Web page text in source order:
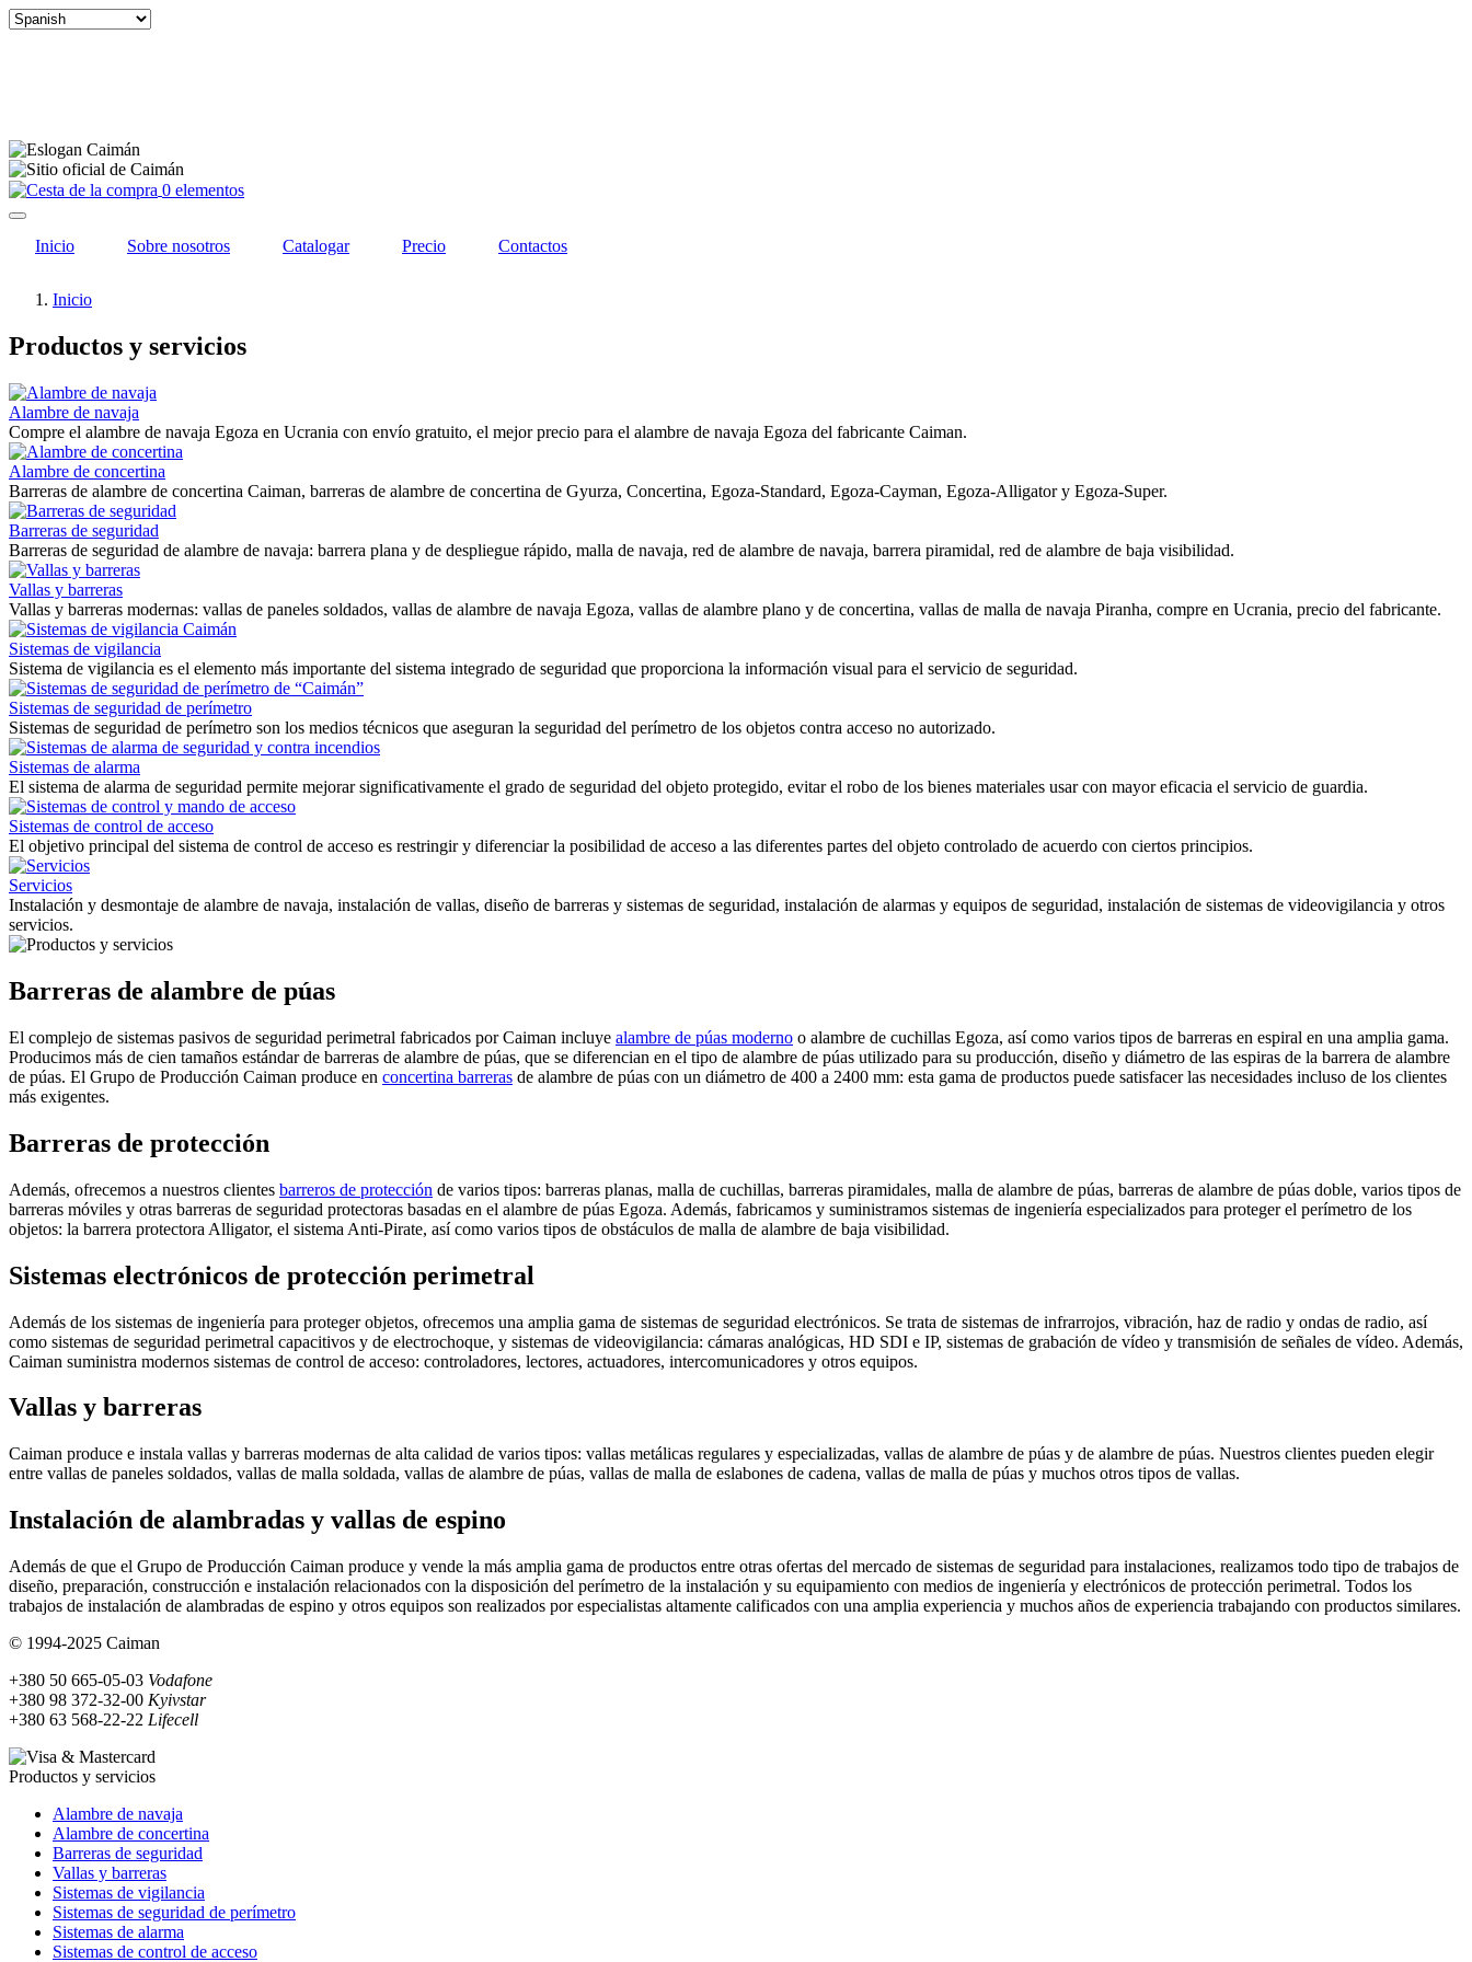
Select
0 elementos
Inicio Sobre nosotros Catalogar Precio Contactos
Inicio
Productos y servicios
Alambre de navaja
Compre el alambre de navaja Egoza en Ucrania con envío gratuito, el mejor precio para el alambre de navaja Egoza del fabricante Caiman.
Alambre de concertina
Barreras de alambre de concertina Caiman, barreras de alambre de concertina de Gyurza, Concertina, Egoza-Standard, Egoza-Cayman, Egoza-Alligator y Egoza-Super.
Barreras de seguridad
Barreras de seguridad de alambre de navaja: barrera plana y de despliegue rápido, malla de navaja, red de alambre de navaja, barrera piramidal, red de alambre de baja visibilidad.
Vallas y barreras
Vallas y barreras modernas: vallas de paneles soldados, vallas de alambre de navaja Egoza, vallas de alambre plano y de concertina, vallas de malla de navaja Piranha, compre en Ucrania, precio del fabricante.
Sistemas de vigilancia
Sistema de vigilancia es el elemento más importante del sistema integrado de seguridad que proporciona la información visual para el servicio de seguridad.
Sistemas de seguridad de perímetro
Sistemas de seguridad de perímetro son los medios técnicos que aseguran la seguridad del perímetro de los objetos contra acceso no autorizado.
Sistemas de alarma
El sistema de alarma de seguridad permite mejorar significativamente el grado de seguridad del objeto protegido, evitar el robo de los bienes materiales usar con mayor eficacia el servicio de guardia.
Sistemas de control de acceso
El objetivo principal del sistema de control de acceso es restringir y diferenciar la posibilidad de acceso a las diferentes partes del objeto controlado de acuerdo con ciertos principios.
Servicios
Instalación y desmontaje de alambre de navaja, instalación de vallas, diseño de barreras y sistemas de seguridad, instalación de alarmas y equipos de seguridad, instalación de sistemas de videovigilancia y otros
servicios.
Barreras de alambre de púas
El complejo de sistemas pasivos de seguridad perimetral fabricados por Caiman incluye alambre de púas moderno o alambre de cuchillas Egoza, así como varios tipos de barreras en espiral en una amplia gama.
Producimos más de cien tamaños estándar de barreras de alambre de púas, que se diferencian en el tipo de alambre de púas utilizado para su producción, diseño y diámetro de las espiras de la barrera de alambre
de púas. El Grupo de Producción Caiman produce en concertina barreras de alambre de púas con un diámetro de 400 a 2400 mm: esta gama de productos puede satisfacer las necesidades incluso de los clientes
más exigentes.
Barreras de protección
Además, ofrecemos a nuestros clientes barreros de protección de varios tipos: barreras planas, malla de cuchillas, barreras piramidales, malla de alambre de púas, barreras de alambre de púas doble, varios tipos de
barreras móviles y otras barreras de seguridad protectoras basadas en el alambre de púas Egoza. Además, fabricamos y suministramos sistemas de ingeniería especializados para proteger el perímetro de los
objetos: la barrera protectora Alligator, el sistema Anti-Pirate, así como varios tipos de obstáculos de malla de alambre de baja visibilidad.
Sistemas electrónicos de protección perimetral
Además de los sistemas de ingeniería para proteger objetos, ofrecemos una amplia gama de sistemas de seguridad electrónicos. Se trata de sistemas de infrarrojos, vibración, haz de radio y ondas de radio, así
como sistemas de seguridad perimetral capacitivos y de electrochoque, y sistemas de videovigilancia: cámaras analógicas, HD SDI e IP, sistemas de grabación de vídeo y transmisión de señales de vídeo. Además,
Caiman suministra modernos sistemas de control de acceso: controladores, lectores, actuadores, intercomunicadores y otros equipos.
Vallas y barreras
Caiman produce e instala vallas y barreras modernas de alta calidad de varios tipos: vallas metálicas regulares y especializadas, vallas de alambre de púas y de alambre de púas. Nuestros clientes pueden elegir
entre vallas de paneles soldados, vallas de malla soldada, vallas de alambre de púas, vallas de malla de eslabones de cadena, vallas de malla de púas y muchos otros tipos de vallas.
Instalación de alambradas y vallas de espino
Además de que el Grupo de Producción Caiman produce y vende la más amplia gama de productos entre otras ofertas del mercado de sistemas de seguridad para instalaciones, realizamos todo tipo de trabajos de
diseño, preparación, construcción e instalación relacionados con la disposición del perímetro de la instalación y su equipamiento con medios de ingeniería y electrónicos de protección perimetral. Todos los
trabajos de instalación de alambradas de espino y otros equipos son realizados por especialistas altamente calificados con una amplia experiencia y muchos años de experiencia trabajando con productos similares.
© 1994-2025 Caiman
+380 50 665-05-03 Vodafone
+380 98 372-32-00 Kyivstar
+380 63 568-22-22 Lifecell
Productos y servicios
Alambre de navaja
Alambre de concertina
Barreras de seguridad
Vallas y barreras
Sistemas de vigilancia
Sistemas de seguridad de perímetro
Sistemas de alarma
Sistemas de control de acceso